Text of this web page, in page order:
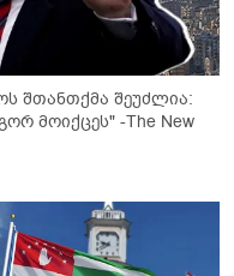
შთანთქმა შეუძლია:
-The New